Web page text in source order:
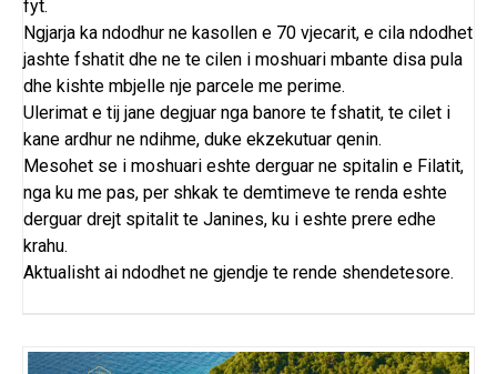
fyt.
Ngjarja ka ndodhur ne kasollen e 70 vjecarit, e cila ndodhet
jashte fshatit dhe ne te cilen i moshuari mbante disa pula
dhe kishte mbjelle nje parcele me perime.
Ulerimat e tij jane degjuar nga banore te fshatit, te cilet i
kane ardhur ne ndihme, duke ekzekutuar qenin.
Mesohet se i moshuari eshte derguar ne spitalin e Filatit,
nga ku me pas, per shkak te demtimeve te renda eshte
derguar drejt spitalit te Janines, ku i eshte prere edhe
krahu.
Aktualisht ai ndodhet ne gjendje te rende shendetesore.